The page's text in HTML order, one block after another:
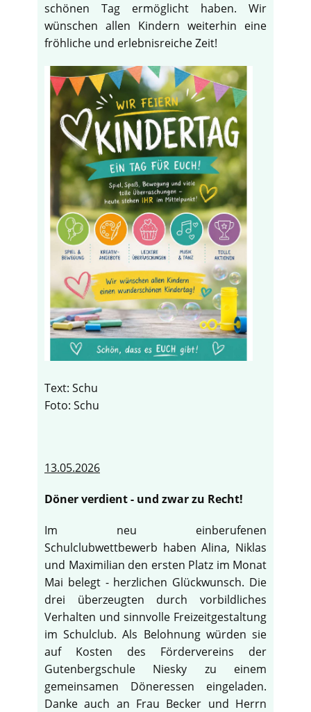
schönen Tag ermöglicht haben. Wir
wünschen allen Kindern weiterhin eine
fröhliche und erlebnisreiche Zeit!
Text: Schu
Foto: Schu
13.05.2026
Döner verdient - und zwar zu Recht!
Im neu einberufenen
Schulclubwettbewerb haben Alina, Niklas
und Maximilian den ersten Platz im Monat
Mai belegt - herzlichen Glückwunsch. Die
drei überzeugten durch vorbildliches
Verhalten und sinnvolle Freizeitgestaltung
im Schulclub. Als Belohnung würden sie
auf Kosten des Fördervereins der
Gutenbergschule Niesky zu einem
gemeinsamen Döneressen eingeladen.
Danke auch an Frau Becker und Herrn